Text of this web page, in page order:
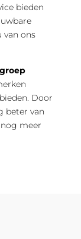
bieden
van ons
Door
beter van
meer